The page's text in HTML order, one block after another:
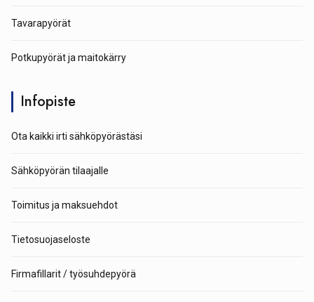
Tavarapyörät
Potkupyörät ja maitokärry
Infopiste
Ota kaikki irti sähköpyörästäsi
Sähköpyörän tilaajalle
Toimitus ja maksuehdot
Tietosuojaseloste
Firmafillarit / työsuhdepyörä